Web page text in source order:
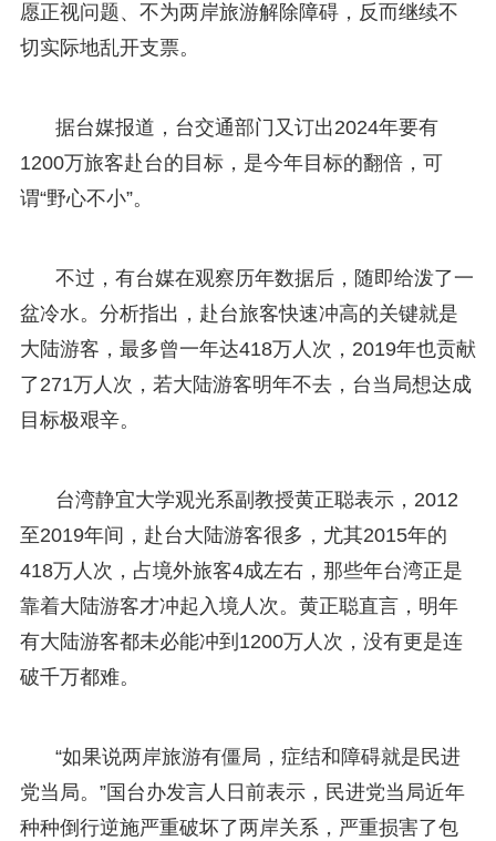
愿正视问题、不为两岸旅游解除障碍，反而继续不
切实际地乱开支票。
据台媒报道，台交通部门又订出2024年要有
1200万旅客赴台的目标，是今年目标的翻倍，可
谓“野心不小”。
不过，有台媒在观察历年数据后，随即给泼了一
盆冷水。分析指出，赴台旅客快速冲高的关键就是
大陆游客，最多曾一年达418万人次，2019年也贡献
了271万人次，若大陆游客明年不去，台当局想达成
目标极艰辛。
台湾静宜大学观光系副教授黄正聪表示，2012
至2019年间，赴台大陆游客很多，尤其2015年的
418万人次，占境外旅客4成左右，那些年台湾正是
靠着大陆游客才冲起入境人次。黄正聪直言，明年
有大陆游客都未必能冲到1200万人次，没有更是连
破千万都难。
“如果说两岸旅游有僵局，症结和障碍就是民进
党当局。”国台办发言人日前表示，民进党当局近年
种种倒行逆施严重破坏了两岸关系，严重损害了包